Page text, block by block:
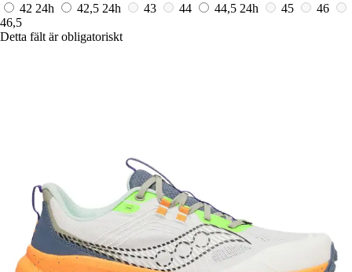
42 24h 42,5 24h 43 44 44,5 24h 45
46
46,5
Detta fält är obligatoriskt